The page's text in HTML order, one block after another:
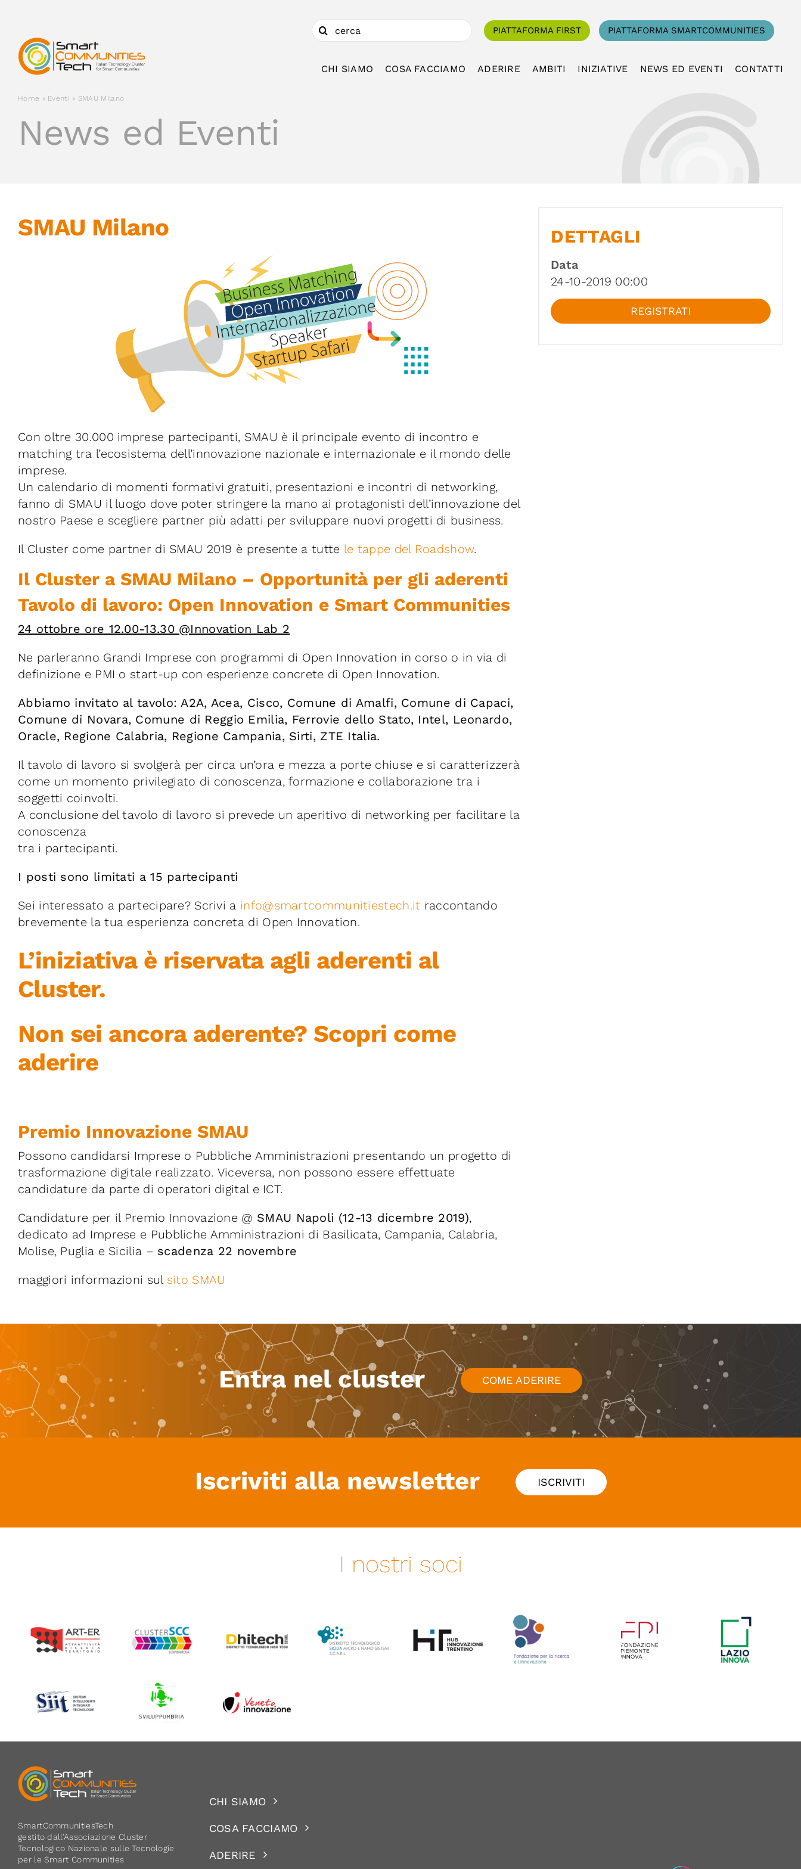
contenuto
Cerca
per:
PIATTAFORMA FIRST PIATTAFORMA SMARTCOMMUNITIES
CHI SIAMO COSA FACCIAMO ADERIRE AMBITI INIZIATIVE NEWS ED EVENTI CONTATTI
Home » Eventi » SMAU Milano
News ed Eventi
SMAU Milano
Con oltre 30.000 imprese partecipanti, SMAU è il principale evento di incontro e
matching tra l’ecosistema dell’innovazione nazionale e internazionale e il mondo delle
imprese.
Un calendario di momenti formativi gratuiti, presentazioni e incontri di networking,
fanno di SMAU il luogo dove poter stringere la mano ai protagonisti dell’innovazione del
nostro Paese e scegliere partner più adatti per sviluppare nuovi progetti di business.
Il Cluster come partner di SMAU 2019 è presente a tutte le tappe del Roadshow.
Il Cluster a SMAU Milano – Opportunità per gli aderenti
Tavolo di lavoro: Open Innovation e Smart Communities
24 ottobre ore 12.00-13.30 @Innovation Lab 2
Ne parleranno Grandi Imprese con programmi di Open Innovation in corso o in via di
definizione e PMI o start-up con esperienze concrete di Open Innovation.
Abbiamo invitato al tavolo: A2A, Acea, Cisco, Comune di Amalfi, Comune di Capaci,
Comune di Novara, Comune di Reggio Emilia, Ferrovie dello Stato, Intel, Leonardo,
Oracle, Regione Calabria, Regione Campania, Sirti, ZTE Italia.
Il tavolo di lavoro si svolgerà per circa un’ora e mezza a porte chiuse e si caratterizzerà
come un momento privilegiato di conoscenza, formazione e collaborazione tra i
soggetti coinvolti.
A conclusione del tavolo di lavoro si prevede un aperitivo di networking per facilitare la
conoscenza
tra i partecipanti.
I posti sono limitati a 15 partecipanti
Sei interessato a partecipare? Scrivi a info@smartcommunitiestech.it raccontando
brevemente la tua esperienza concreta di Open Innovation.
L’iniziativa è riservata agli aderenti al
Cluster.
Non sei ancora aderente? Scopri come
aderire
Premio Innovazione SMAU
Possono candidarsi Imprese o Pubbliche Amministrazioni presentando un progetto di
trasformazione digitale realizzato. Viceversa, non possono essere effettuate
candidature da parte di operatori digital e ICT.
Candidature per il Premio Innovazione @ SMAU Napoli (12-13 dicembre 2019),
dedicato ad Imprese e Pubbliche Amministrazioni di Basilicata, Campania, Calabria,
Molise, Puglia e Sicilia – scadenza 22 novembre
maggiori informazioni sul sito SMAU
DETTAGLI
Data
24-10-2019 00:00
REGISTRATI
Entra nel cluster COME ADERIRE
Iscriviti alla newsletter ISCRIVITI
I nostri soci
SmartCommunitiesTech
gestito dall’Associazione Cluster
Tecnologico Nazionale sulle Tecnologie
per le Smart Communities
CHI SIAMO
COSA FACCIAMO
ADERIRE